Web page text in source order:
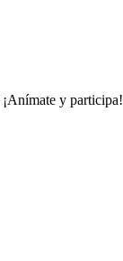
¡Anímate y participa!